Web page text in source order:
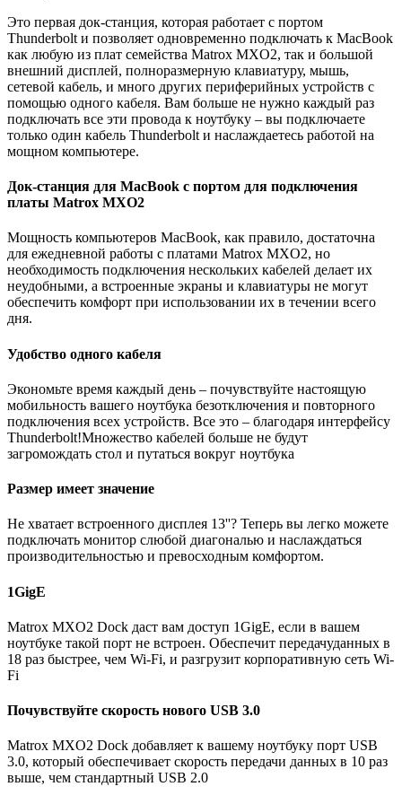
Это первая док-станция, которая работает с портом
Thunderbolt и позволяет одновременно подключать к MacBook
как любую из плат семейства Matrox MXO2, так и большой
внешний дисплей, полноразмерную клавиатуру, мышь,
сетевой кабель, и много других периферийных устройств с
помощью одного кабеля. Вам больше не нужно каждый раз
подключать все эти провода к ноутбуку – вы подключаете
только один кабель Thunderbolt и наслаждаетесь работой на
мощном компьютере.
Док-станция для MacBook с портом для подключения
платы Matrox MXO2
Мощность компьютеров MacBook, как правило, достаточна
для ежедневной работы с платами Matrox MXO2, но
необходимость подключения нескольких кабелей делает их
неудобными, а встроенные экраны и клавиатуры не могут
обеспечить комфорт при использовании их в течении всего
дня.
Удобство одного кабеля
Экономьте время каждый день – почувствуйте настоящую
мобильность вашего ноутбука безотключения и повторного
подключения всех устройств. Все это – благодаря интерфейсу
Thunderbolt!Множество кабелей больше не будут
загромождать стол и путаться вокруг ноутбука
Размер имеет значение
Не хватает встроенного дисплея 13''? Теперь вы легко можете
подключать монитор cлюбой диагональю и наслаждаться
производительностью и превосходным комфортом.
1GigE
Matrox MXO2 Dock даст вам доступ 1GigE, если в вашем
ноутбуке такой порт не встроен. Обеспечит передачуданных в
18 раз быстрее, чем Wi-Fi, и разгрузит корпоративную сеть Wi-
Fi
Почувствуйте скорость нового USB 3.0
Matrox MXO2 Dock добавляет к вашему ноутбуку порт USB
3.0, который обеспечивает скорость передачи данных в 10 раз
выше, чем стандартный USB 2.0